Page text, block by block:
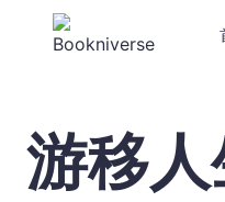
游
移
人
游移